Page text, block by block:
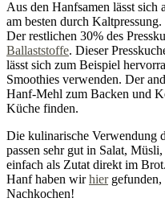
Aus den Hanfsamen lässt sich
am besten durch
Der restlichen 30% des
Ballaststoffe. Dieser
lässt sich zum Beispiel
Smoothies verwenden. Der
Hanf-Mehl zum Backen und
Küche finden.
Die kulinarische Verwendung
passen sehr gut in Salat,
einfach als Zutat direkt im
Hanf haben wirhiergefunden,
Nachkochen!